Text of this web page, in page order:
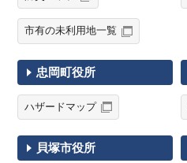
市有の未利用地一覧
忠岡町役所
ハザードマップ
貝塚市役所